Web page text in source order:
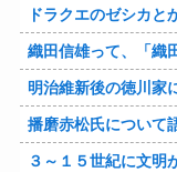
ドラクエのゼシカと
織田信雄って、「織田信雄はバカ」
明治維新後の徳川家
播磨赤松氏について
３～１５世紀に文明